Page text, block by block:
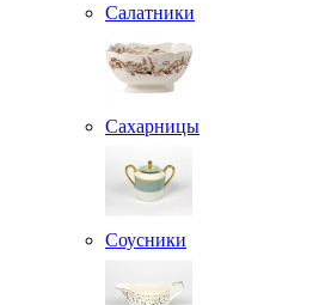
Салатники
Сахарницы
Соусники